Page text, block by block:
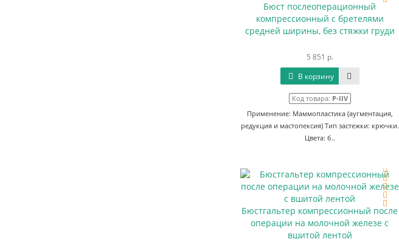
Бюст послеоперационный
компрессионный с бретелями
средней ширины, без стяжки груди
5 851 р.
В корзину
Код товара: P-IIV
Применение: Маммопластика (аугментация,
редукция и мастопексия) Тип застежки: крючки.
Цвета: б..
Бюстгальтер компрессионный после
операции на молочной железе с
вшитой лентой